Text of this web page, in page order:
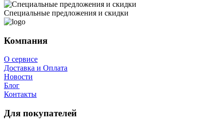
Специальные предложения и скидки
Компания
О сервисе
Доставка и Оплата
Новости
Блог
Контакты
Для покупателей